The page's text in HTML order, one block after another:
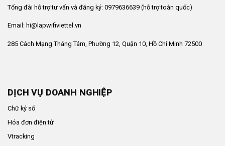
Tổng đài hỗ trợ tư vấn và đăng ký: 0979636639 (hỗ trợ toàn quốc)
Email: hi@lapwifiviettel.vn
285 Cách Mạng Tháng Tám, Phường 12, Quận 10, Hồ Chí Minh 72500
DỊCH VỤ DOANH NGHIỆP
Chữ ký số
Hóa đơn điện tử
Vtracking